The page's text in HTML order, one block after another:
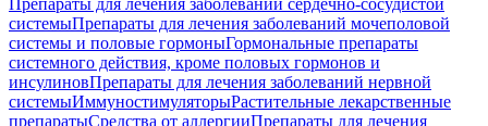
системыПрепараты для лечения заболеваний мочеполовой
системы и половые гормоныГормональные препараты
системного действия, кроме половых гормонов и
инсулиновПрепараты для лечения заболеваний нервной
системыИммуностимуляторыРастительные лекарственные
препаратыСредства от аллергииПрепараты для лечения